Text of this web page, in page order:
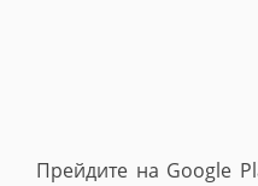
Прейдите на Google